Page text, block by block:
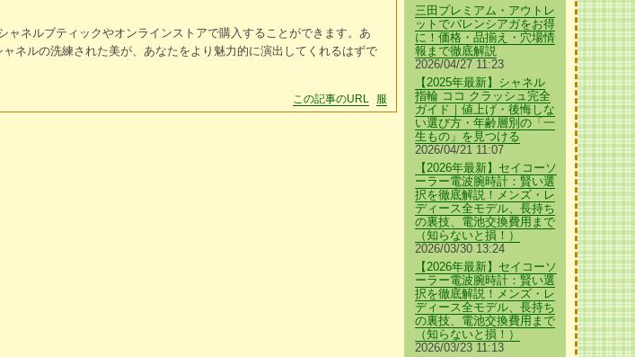
ャネルブティックやオンラインストアで購入することができます。あ
ネルの洗練された美が、あなたをより魅力的に演出してくれるはずで
この記事のURL 服
三田プレミアム・アウトレ
ットでバレンシアガをお得
に！価格・品揃え・穴場情
報まで徹底解説
2026/04/27 11:23
【2025年最新】シャネル
指輪 ココ クラッシュ完全
ガイド｜値上げ・後悔しな
い選び方・年齢層別の「一
生もの」を見つける
2026/04/21 11:07
【2026年最新】セイコーソ
ーラー電波腕時計：賢い選
択を徹底解説！メンズ・レ
ディース全モデル、長持ち
の裏技、電池交換費用まで
（知らないと損！）
2026/03/30 13:24
【2026年最新】セイコーソ
ーラー電波腕時計：賢い選
択を徹底解説！メンズ・レ
ディース全モデル、長持ち
の裏技、電池交換費用まで
（知らないと損！）
2026/03/23 11:13